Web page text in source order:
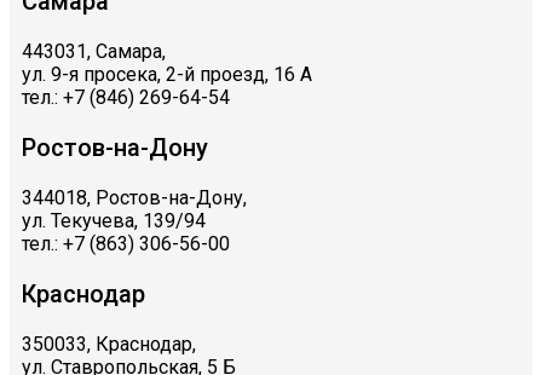
443031, Самара,
ул. 9-я просека, 2-й проезд, 16 А
тел.: +7 (846) 269-64-54
Ростов-на-Дону
344018, Ростов-на-Дону,
ул. Текучева, 139/94
тел.: +7 (863) 306-56-00
Краснодар
350033, Краснодар,
ул. Ставропольская, 5 Б